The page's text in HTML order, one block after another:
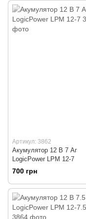
Артикул: 3862
Акумулятор 12 В 7 Аг
LogicPower LPM 12-7
700 грн